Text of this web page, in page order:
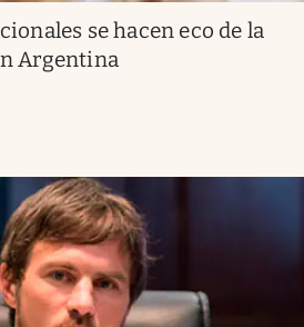
se hacen eco de la
Argentina